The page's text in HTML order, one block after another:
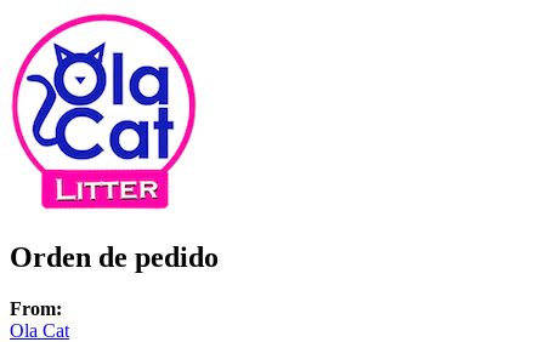
Orden de pedido
From:
Ola Cat